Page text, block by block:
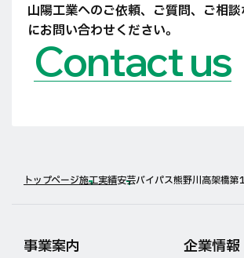
山陽工業へのご依頼、ご質問、ご相談
にお問い合わせください。
Contact us
トップページ施工実績安芸バイパス熊野川高架橋第
事業案内
企業情報